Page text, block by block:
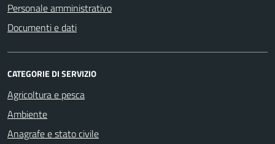
Personale amministrativo
Documenti e dati
CATEGORIE DI SERVIZIO
Agricoltura e pesca
Ambiente
Anagrafe e stato civile